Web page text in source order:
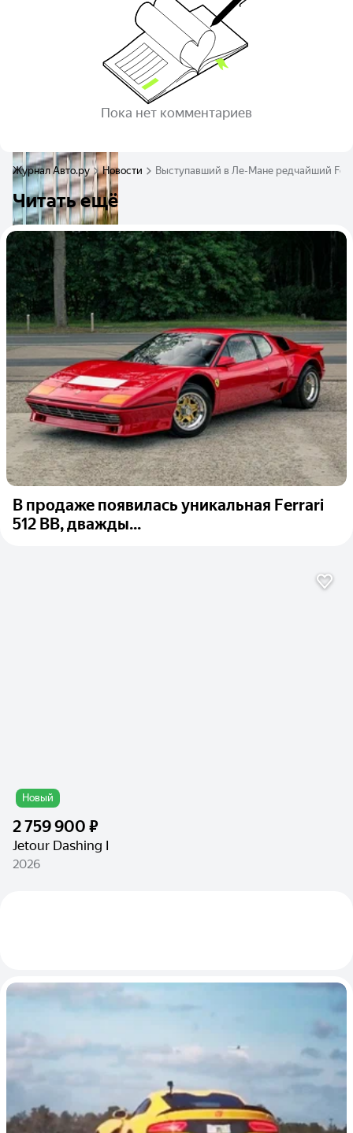
Пока нет комментариев
Журнал Авто.ру Новости Выступавший в Ле-Мане редчайший
Читать ещё
В продаже появилась уникальная Ferrari
512 BB, дважды...
Новый
2 759 900 ₽
Jetour Dashing I
2026